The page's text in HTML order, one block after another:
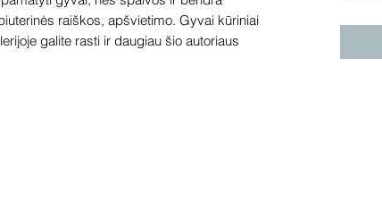
raiškos, apšvietimo. Gyvai kūriniai
galite rasti ir daugiau šio autoriaus